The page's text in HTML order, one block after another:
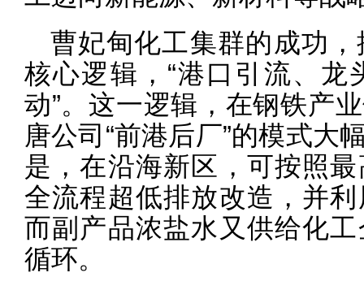
曹妃甸化工集群的成功
核心逻辑，“港口引流、
动”。这一逻辑，在钢铁产
唐公司“前港后厂”的模式大
是，在沿海新区，可按照
全流程超低排放改造，并
而副产品浓盐水又供给化
循环。